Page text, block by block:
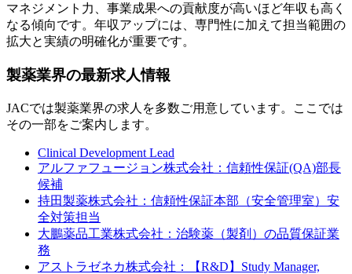
マネジメント力、事業成果への貢献度が高いほど年収も高く
なる傾向です。年収アップには、専門性に加えて担当範囲の
拡大と実績の明確化が重要です。
製薬業界の最新求人情報
JACでは製薬業界の求人を多数ご用意しています。ここでは
その一部をご案内します。
Clinical Development Lead
アルファフュージョン株式会社：信頼性保証(QA)部長
候補
持田製薬株式会社：信頼性保証本部（安全管理室）安
全対策担当
大鵬薬品工業株式会社：治験薬（製剤）の品質保証業
務
アストラゼネカ株式会社：【R&D】Study Manager,